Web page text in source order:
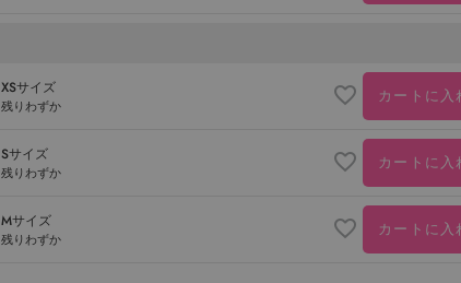
XSサイズ
残りわずか カートに入
Sサイズ
残りわずか カートに入
Mサイズ
残りわずか カートに入